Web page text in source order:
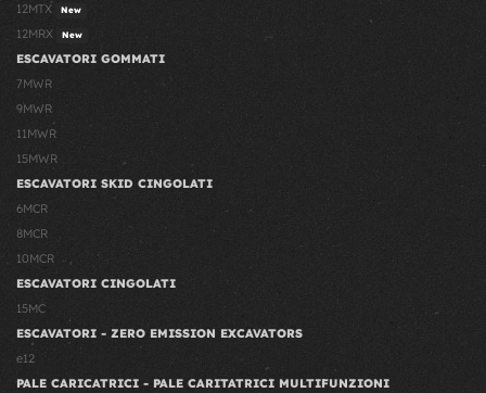
12MTX New
12MRX New
ESCAVATORI GOMMATI
7MWR
9MWR
11MWR
15MWR
ESCAVATORI SKID CINGOLATI
6MCR
8MCR
10MCR
ESCAVATORI CINGOLATI
15MC
ESCAVATORI - ZERO EMISSION EXCAVATORS
e12
PALE CARICATRICI - PALE CARITATRICI MULTIFUNZIONI